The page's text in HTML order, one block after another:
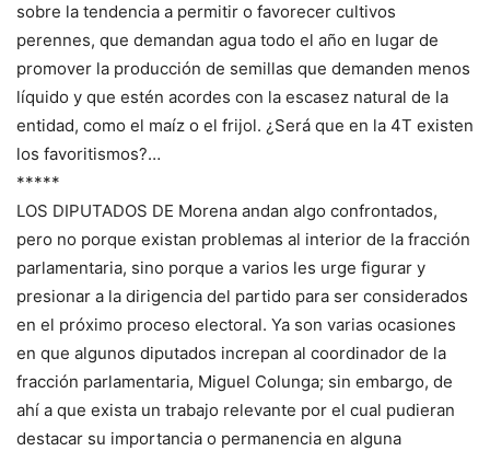
sobre la tendencia a permitir o favorecer cultivos
perennes, que demandan agua todo el año en lugar de
promover la producción de semillas que demanden menos
líquido y que estén acordes con la escasez natural de la
entidad, como el maíz o el frijol. ¿Será que en la 4T existen
los favoritismos?…
*****
LOS DIPUTADOS DE Morena andan algo confrontados,
pero no porque existan problemas al interior de la fracción
parlamentaria, sino porque a varios les urge figurar y
presionar a la dirigencia del partido para ser considerados
en el próximo proceso electoral. Ya son varias ocasiones
en que algunos diputados increpan al coordinador de la
fracción parlamentaria, Miguel Colunga; sin embargo, de
ahí a que exista un trabajo relevante por el cual pudieran
destacar su importancia o permanencia en alguna